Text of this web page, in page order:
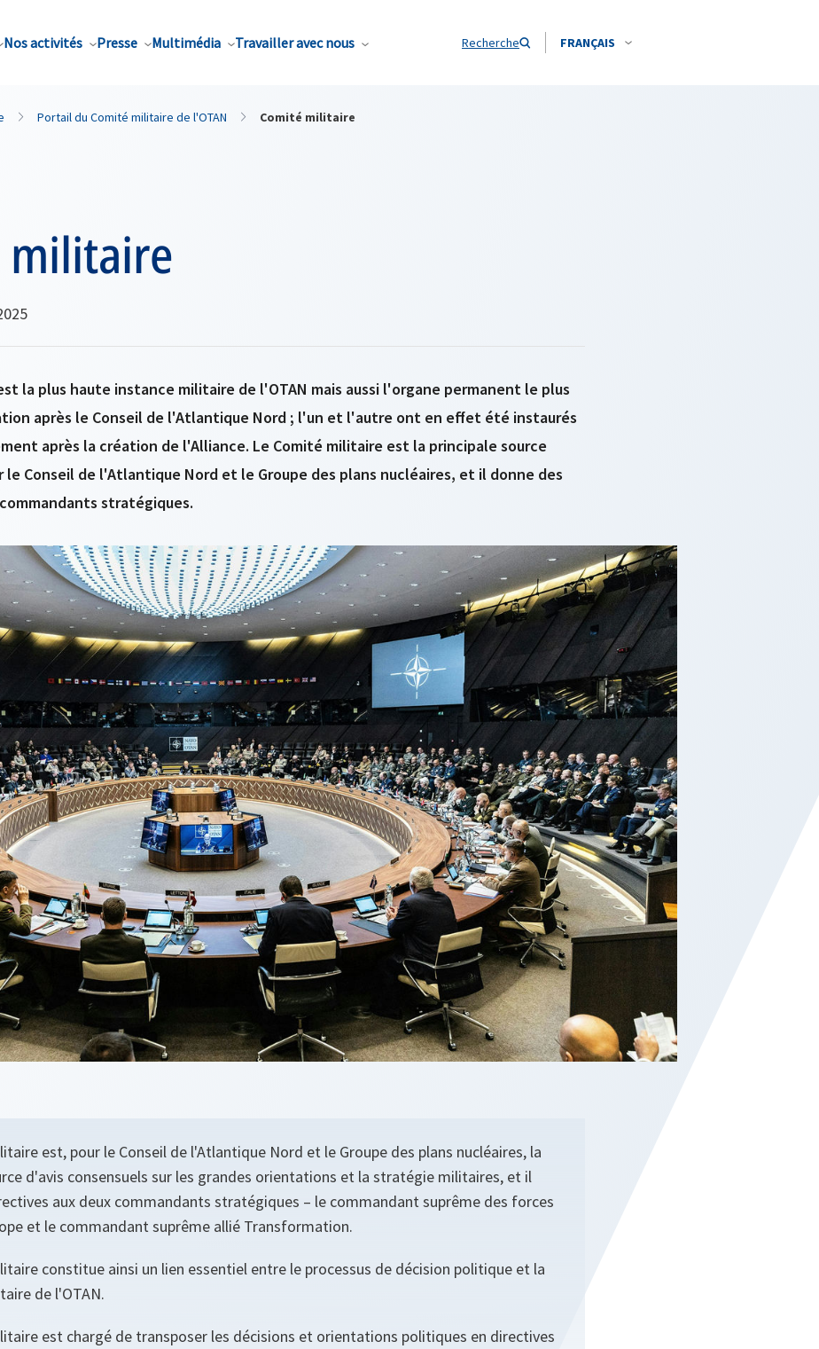
Nos activités Presse Multimédia Travailler avec nous Recherche FRANÇAIS
Portail du Comité militaire de l'OTAN Comité militaire
militaire
la plus haute instance militaire de l'OTAN mais aussi l'organe permanent le plus
après le Conseil de l'Atlantique Nord ; l'un et l'autre ont en effet été instaurés
après la création de l'Alliance. Le Comité militaire est la principale source
le Conseil de l'Atlantique Nord et le Groupe des plans nucléaires, et il donne des
stratégiques.
est, pour le Conseil de l'Atlantique Nord et le Groupe des plans nucléaires, la
d'avis consensuels sur les grandes orientations et la stratégie militaires, et il
aux deux commandants stratégiques – le commandant suprême des forces
et le commandant suprême allié Transformation.
constitue ainsi un lien essentiel entre le processus de décision politique et la
de l'OTAN.
est chargé de transposer les décisions et orientations politiques en directives